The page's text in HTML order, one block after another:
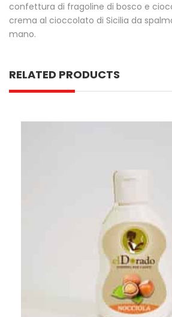
confettura di fragoline di bosco e
crema al cioccolato di Sicilia da
mano.
RELATED PRODUCTS